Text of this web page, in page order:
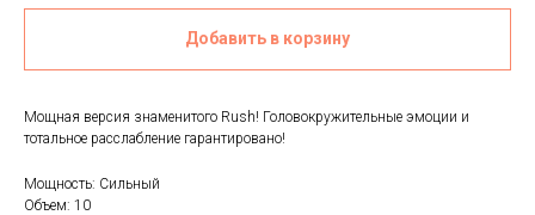
Добавить в корзину
Мощная версия знаменитого Rush! Головокружительные эмоции и
тотальное расслабление гарантировано!
Мощность: Сильный
Объем: 10